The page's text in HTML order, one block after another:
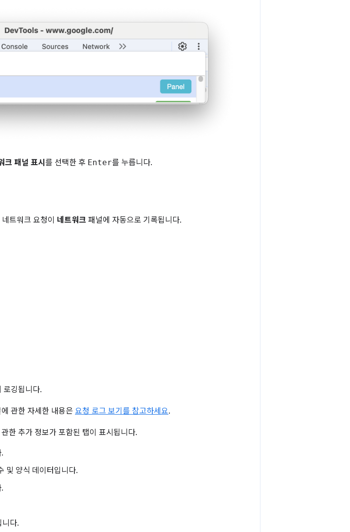
크 패널 표시 를 선택한 후 Enter를 누릅니다.
트워크 요청이 네트워크 패널에 자동으로 기록됩니다.
로깅됩니다.
관한 자세한 내용은 요청 로그 보기를 참고하세요.
한 추가 정보가 포함된 탭이 표시됩니다.
및 양식 데이터입니다.
니다.